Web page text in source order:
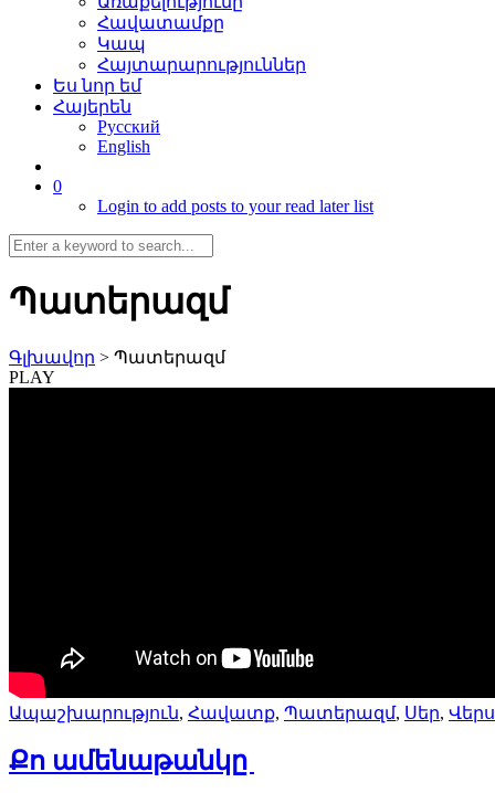
Հավատամքը
Կապ
Հայտարարություններ
Ես նոր եմ
Հայերեն
Русский
English
0
Login to add posts to your read later list
Պատերազմ
Գլխավոր > Պատերազմ
PLAY
Ապաշխարություն, Հավատք, Պատերազմ, Սեր,
Քո ամենաթանկը